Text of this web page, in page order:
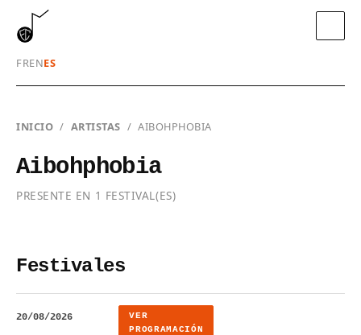
FRENES
INICIO / ARTISTAS / AIBOHPHOBIA
Aibohphobia
PRESENTE EN 1 FESTIVAL(ES)
Festivales
20/08/2026
VER
PROGRAMACIÓN